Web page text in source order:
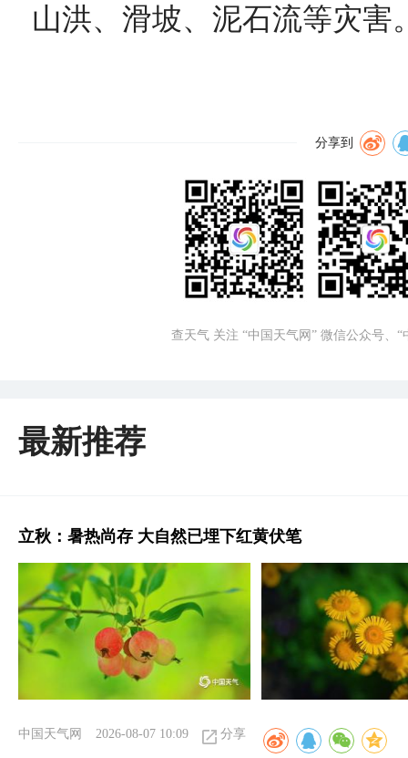
山洪、滑坡、泥石流等灾害
分享到
查天气 关注 “中国天气网” 微信公众号、
最新推荐
立秋：暑热尚存 大自然已埋下红黄伏笔
中国天气网 2026-08-07 10:09 分享